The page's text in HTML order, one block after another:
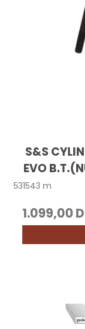
S&S
EVO
531543 m
1.099,00